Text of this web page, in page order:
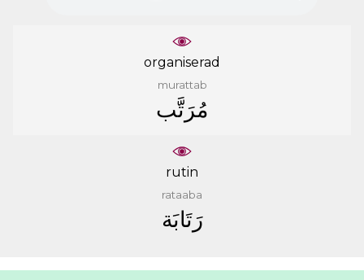
organiserad
murattab
ﻣُﺮَﺗَّﺐ
rutin
rataaba
ﺭَﺗَﺎﺑَﺔ